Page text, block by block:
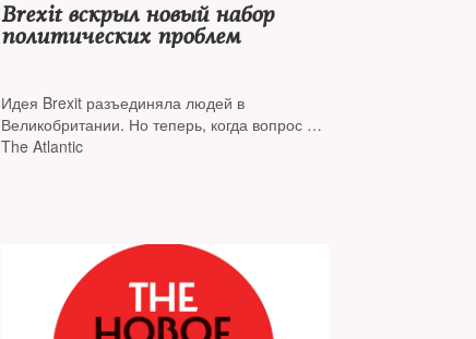
Brexit вскрыл новый набор
политических проблем
Идея Brexit разъединяла людей в
Великобритании. Но теперь, когда вопрос о
выходе из Евросоюза закрыт, признаки
The Atlantic